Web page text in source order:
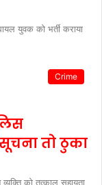
युवक को भर्ती कराया
Crime
तो ठुका
को तत्काल सहायता